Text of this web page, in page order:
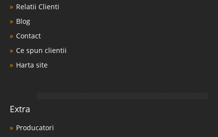
Relatii Clienti
Blog
Contact
Ce spun clientii
Harta site
Extra
Producatori